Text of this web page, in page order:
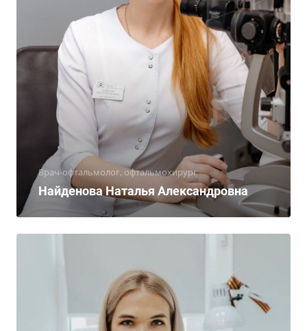
Врач-офтальмолог, офтальмохирург
Найденова Наталья Александровна